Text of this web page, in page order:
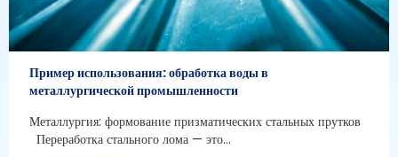
Пример использования: обработка воды в
металлургической промышленности
Металлургия: формование призматических стальных прутков
Переработка стального лома — это...